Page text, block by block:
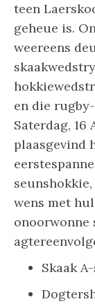
teen
geheue is.
weereens
en die
Saterdag,
plaasgevind
wens met
onoorwonne
Skaak